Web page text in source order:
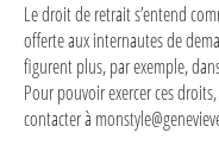
Le droit de retrait s’entend
offerte aux internautes de
figurent plus, par exemple,
Pour pouvoir exercer ces
contacter à